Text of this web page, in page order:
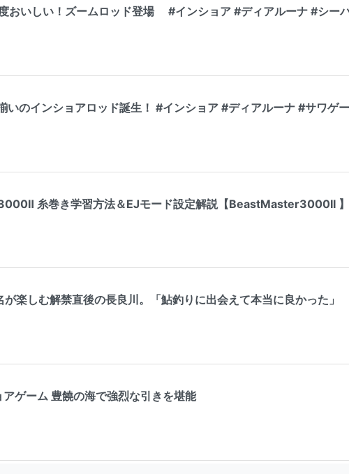
おいしい！ズームロッド登場 #インショア #ディアルーナ #シー
いのインショアロッド誕生！ #インショア #ディアルーナ #サワゲー
糸巻き学習方法＆EJモード設定解説【BeastMaster3000II 】
が楽しむ解禁直後の長良川。「鮎釣りに出会えて本当に良かった」
ゲーム 豊饒の海で強烈な引きを堪能